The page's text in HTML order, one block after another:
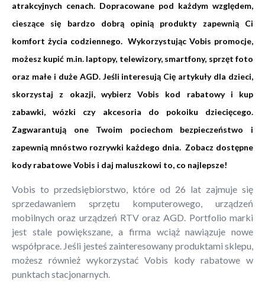
atrakcyjnych cenach. Dopracowane pod każdym względem,
cieszące się bardzo dobrą opinią produkty zapewnią Ci
komfort życia codziennego. Wykorzystując Vobis promocje,
możesz kupić m.in. laptopy, telewizory, smartfony, sprzęt foto
oraz małe i duże AGD. Jeśli interesują Cię artykuły dla dzieci,
skorzystaj z okazji, wybierz Vobis kod rabatowy i kup
zabawki, wózki czy akcesoria do pokoiku dziecięcego.
Zagwarantują one Twoim pociechom bezpieczeństwo i
zapewnią mnóstwo rozrywki każdego dnia. Zobacz dostępne
kody rabatowe Vobis i daj maluszkowi to, co najlepsze!
Vobis to przedsiębiorstwo, które od 26 lat zajmuje się
sprzedawaniem sprzętu komputerowego, urządzeń
mobilnych oraz urządzeń RTV oraz AGD. Portfolio marki
jest stale powiększane, a firma wciąż nawiązuje nowe
współprace. Jeśli jesteś zainteresowany produktami sklepu,
możesz również wykorzystać Vobis kody rabatowe w
punktach stacjonarnych.